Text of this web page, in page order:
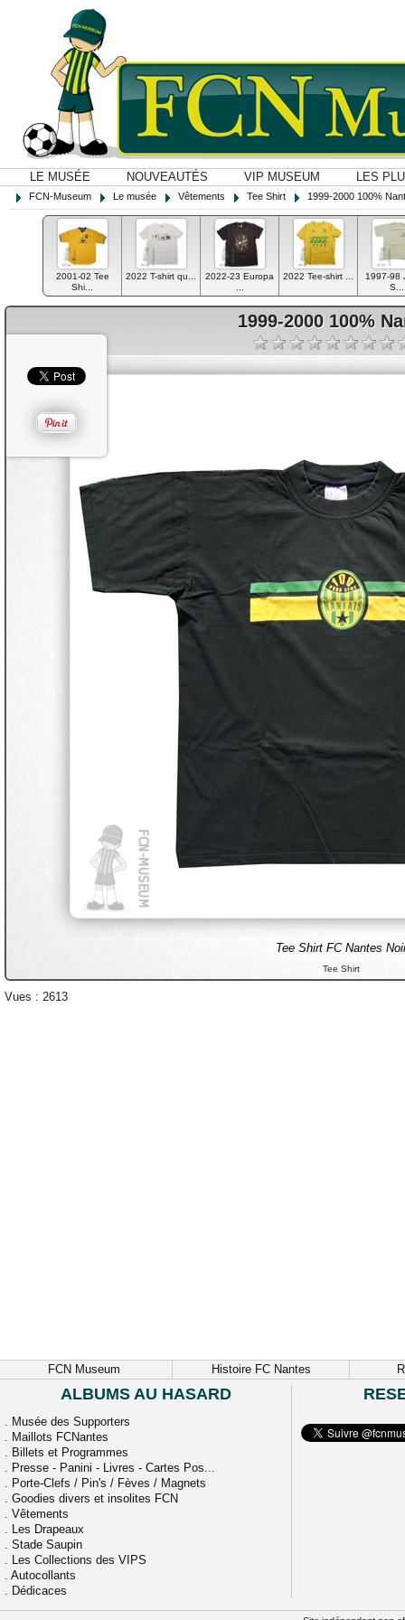
LE MUSÉE NOUVEAUTÉS VIP MUSEUM LES
FCN-Museum Le musée Vêtements Tee Shirt 1999-2000 100%
2001-02 Tee
Shi...
2022 T-shirt qu...
2022-23 Europa
2022 Tee-shirt ...
1997-98
S...
1999-2000 100%
Tee Shirt FC Nantes
Tee Shirt
Vues : 2613
FCN Museum Histoire FC Nantes
ALBUMS AU HASARD
. Musée des Supporters
. Maillots FCNantes
. Billets et Programmes
. Presse - Panini - Livres - Cartes Pos...
. Porte-Clefs / Pin's / Fèves / Magnets
. Goodies divers et insolites FCN
. Vêtements
. Les Drapeaux
. Stade Saupin
. Les Collections des VIPS
. Autocollants
. Dédicaces